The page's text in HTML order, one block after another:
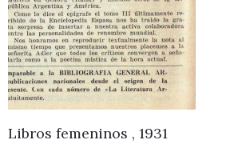
Libros femeninos , 1931